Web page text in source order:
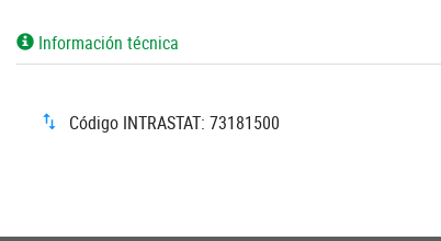
Información técnica
Código INTRASTAT: 73181500